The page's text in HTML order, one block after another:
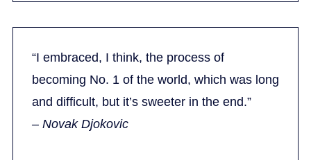
“I embraced, I think, the process of
becoming No. 1 of the world, which was long
and difficult, but it’s sweeter in the end.”
– Novak Djokovic